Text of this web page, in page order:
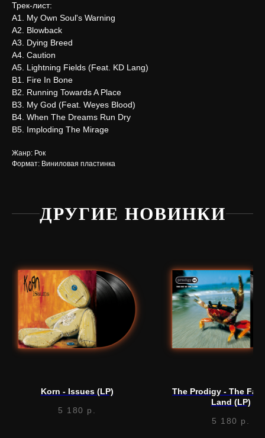
Трек-лист:
А1. My Own Soul's Warning
А2. Blowback
А3. Dying Breed
А4. Caution
А5. Lightning Fields (Feat. KD Lang)
В1. Fire In Bone
В2. Running Towards A Place
В3. My God (Feat. Weyes Blood)
В4. When The Dreams Run Dry
В5. Imploding The Mirage
Жанр: Рок
Формат: Виниловая пластинка
ДРУГИЕ НОВИНКИ
Korn - Issues (LP)
5 180 р.
The Prodigy - The Fat
Land (LP)
5 180 р.
Нужна
Написать в Telegram